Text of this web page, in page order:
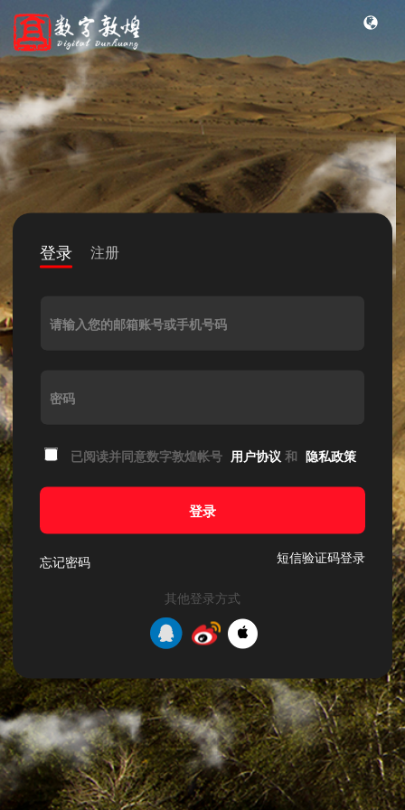
登录 注册
请输入您的邮箱账号或手机号码
密码
已阅读并同意数字敦煌帐号 用户协议 和 隐私政策
登录
忘记密码 短信验证码登录
其他登录方式